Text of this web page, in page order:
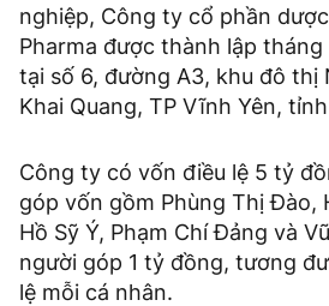
nghiệp, Công ty cổ phần
Pharma được thành lập
tại số 6, đường A3, khu đô thị
Khai Quang, TP Vĩnh Yên,
Công ty có vốn điều lệ 5 tỷ
góp vốn gồm Phùng Thị Đào,
Hồ Sỹ Ý, Phạm Chí Đảng và
người góp 1 tỷ đồng, tương
lệ mỗi cá nhân.